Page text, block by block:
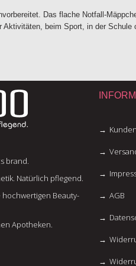
Das flache Notfall-
Aktivitäten, beim Sport, in der Schule
brand.
Natürlich pflegend.
Beauty-
Apotheken.
AGB